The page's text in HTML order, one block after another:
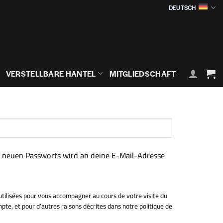
DEUTSCH
VERSTELLBARE HANTEL MITGLIEDSCHAFT
Passworts wird an deine E-Mail-Adresse
pour vous accompagner au cours de votre visite du
et pour d’autres raisons décrites dans notre politique de